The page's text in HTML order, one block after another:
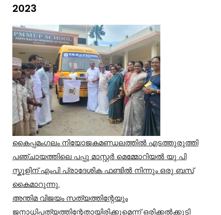
2023
കൈപ്പമംഗലം നിയോജകമണ്ഡലത്തിൽ എടത്തുരുത്തി
പഞ്ചായത്തിലെ പപ്പു മാസ്റ്റർ മെമ്മോറിയൽ യു പി
സ്കൂളിന് എംപി പ്രാദേശിക ഫണ്ടിൽ നിന്നും ഒരു ബസ്
കൈമാറുന്നു.
അന്തിമ വിജയം സത്യത്തിന്റേയും
ജനാധിപത്യത്തിന്റേതായിരിക്കുമെന്ന് ഒരിക്കൽക്കൂടി